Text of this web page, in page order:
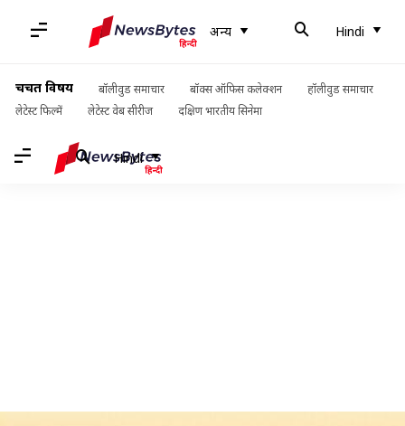
अन्य Hindi
चर्चित विषय बॉलीवुड समाचार बॉक्स ऑफिस कलेक्शन
हॉलीवुड समाचार
लेटेस्ट फिल्में
लेटेस्ट वेब सीरीज दक्षिण भारतीय सिनेमा
Hindi